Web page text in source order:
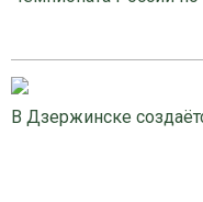
В Дзержинске